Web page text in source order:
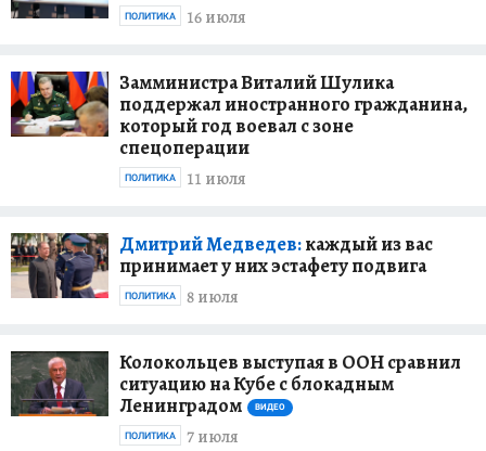
16 июля
ПОЛИТИКА
Замминистра Виталий Шулика
поддержал иностранного гражданина,
который год воевал с зоне
спецоперации
11 июля
ПОЛИТИКА
Дмитрий Медведев:каждый из вас
принимает у них эстафету подвига
8 июля
ПОЛИТИКА
Колокольцев выступая в ООН сравнил
ситуацию на Кубе с блокадным
Ленинградом
ВИДЕО
7 июля
ПОЛИТИКА